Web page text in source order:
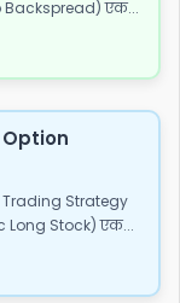
Backspread) एक...
Trading Strategy
Long Stock) एक...